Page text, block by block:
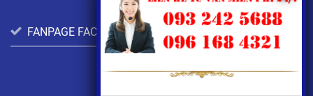
FANPAGE FACEBOOK: